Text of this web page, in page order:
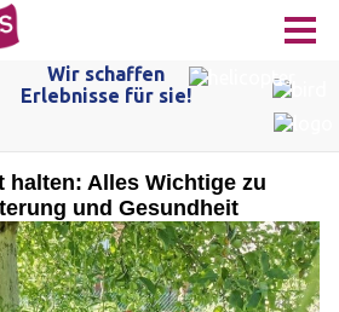
halten: Alles Wichtige zu
und Gesundheit